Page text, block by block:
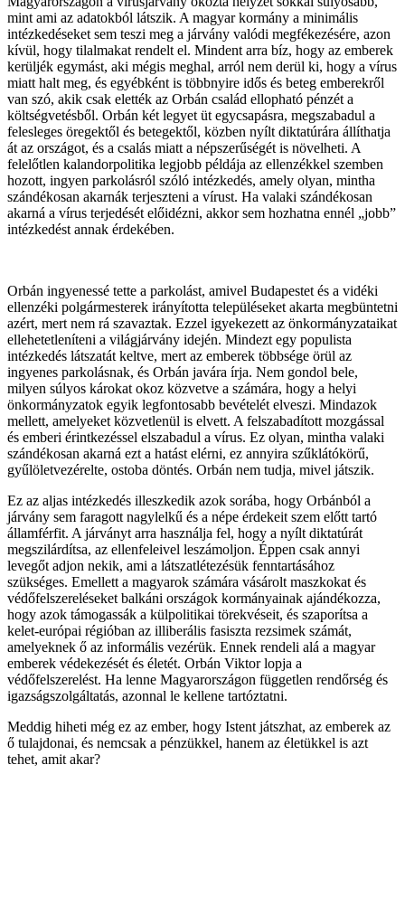
mint ami az adatokból látszik. A magyar kormány a minimális
intézkedéseket sem teszi meg a járvány valódi megfékezésére, azon
kívül, hogy tilalmakat rendelt el. Mindent arra bíz, hogy az emberek
kerüljék egymást, aki mégis meghal, arról nem derül ki, hogy a vírus
miatt halt meg, és egyébként is többnyire idős és beteg emberekről
van szó, akik csak elették az Orbán család ellopható pénzét a
költségvetésből. Orbán két legyet üt egycsapásra, megszabadul a
felesleges öregektől és betegektől, közben nyílt diktatúrára állíthatja
át az országot, és a csalás miatt a népszerűségét is növelheti. A
felelőtlen kalandorpolitika legjobb példája az ellenzékkel szemben
hozott, ingyen parkolásról szóló intézkedés, amely olyan, mintha
szándékosan akarnák terjeszteni a vírust. Ha valaki szándékosan
akarná a vírus terjedését előidézni, akkor sem hozhatna ennél „jobb”
intézkedést annak érdekében.
Orbán ingyenessé tette a parkolást, amivel Budapestet és a vidéki
ellenzéki polgármesterek irányította településeket akarta megbüntetni
azért, mert nem rá szavaztak. Ezzel igyekezett az önkormányzataikat
ellehetetleníteni a világjárvány idején. Mindezt egy populista
intézkedés látszatát keltve, mert az emberek többsége örül az
ingyenes parkolásnak, és Orbán javára írja. Nem gondol bele,
milyen súlyos károkat okoz közvetve a számára, hogy a helyi
önkormányzatok egyik legfontosabb bevételét elveszi. Mindazok
mellett, amelyeket közvetlenül is elvett. A felszabadított mozgással
és emberi érintkezéssel elszabadul a vírus. Ez olyan, mintha valaki
szándékosan akarná ezt a hatást elérni, ez annyira szűklátókörű,
gyűlöletvezérelte, ostoba döntés. Orbán nem tudja, mivel játszik.
Ez az aljas intézkedés illeszkedik azok sorába, hogy Orbánból a
járvány sem faragott nagylelkű és a népe érdekeit szem előtt tartó
államférfit. A járványt arra használja fel, hogy a nyílt diktatúrát
megszilárdítsa, az ellenfeleivel leszámoljon. Éppen csak annyi
levegőt adjon nekik, ami a látszatlétezésük fenntartásához
szükséges. Emellett a magyarok számára vásárolt maszkokat és
védőfelszereléseket balkáni országok kormányainak ajándékozza,
hogy azok támogassák a külpolitikai törekvéseit, és szaporítsa a
kelet-európai régióban az illiberális fasiszta rezsimek számát,
amelyeknek ő az informális vezérük. Ennek rendeli alá a magyar
emberek védekezését és életét. Orbán Viktor lopja a
védőfelszerelést. Ha lenne Magyarországon független rendőrség és
igazságszolgáltatás, azonnal le kellene tartóztatni.
Meddig hiheti még ez az ember, hogy Istent játszhat, az emberek az
ő tulajdonai, és nemcsak a pénzükkel, hanem az életükkel is azt
tehet, amit akar?